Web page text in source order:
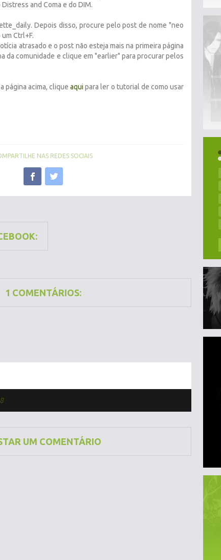
and Coma e do DIM.
Depois disso, procure pelo post de nome "neo
Ctrl+F.
atrasado e o post não esteja mais na primeira página
da comunidade e clique em "earlier" para procurar pelos
página acima, cliqueaqui para ler o tutorial de como usar
NAS REDES SOCIAIS
1 COMENTÁRIOS:
UM COMENTÁRIO